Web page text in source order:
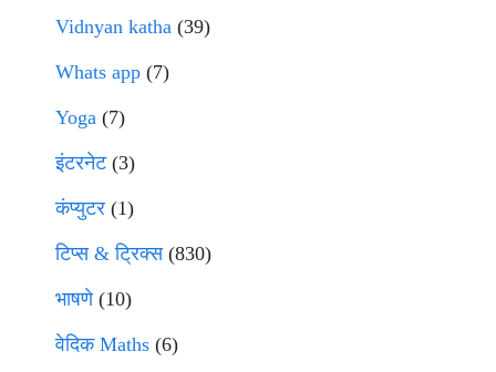
Vidnyan katha (39)
Whats app (7)
Yoga (7)
इंटरनेट(3)
कंप्युटर (1)
टिप्स & ट्रिक्स(830)
भाषणे(10)
वेदिक Maths (6)